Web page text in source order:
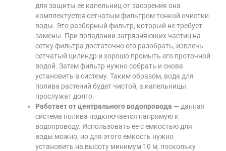
для защиты ее капельниц от засорения она
комплектуется сетчатым фильтром тонкой очистки
воды. Это разборный фильтр, который не требует
замены. При попадании загрязняющих частиц на
сетку фильтра достаточно его разобрать, извлечь
сетчатый цилиндр и хорошо промыть его проточной
водой. Затем фильтр нужно собрать и снова
установить в систему. Таким образом, вода для
полива растений будет чистой, а капельницы
прослужат долго.
Работает от центрального водопровода — данная
система полива подключается напрямую к
водопроводу. Использовать ее с емкостью для
воды можно, но для этого емкость нужно
установить на высоту минимум 10 м, поскольку